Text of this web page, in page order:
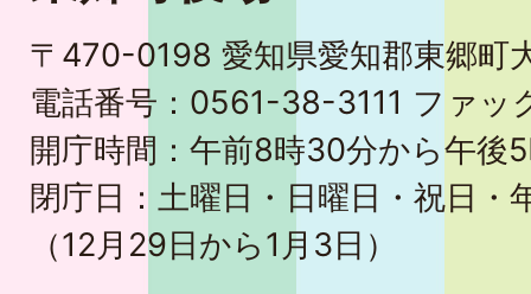
〒470-0198 愛知県愛知郡東郷町
電話番号：0561-38-3111 ファ
開庁時間：午前8時30分から午後
閉庁日：土曜日・日曜日・祝日・
（12月29日から1月3日）